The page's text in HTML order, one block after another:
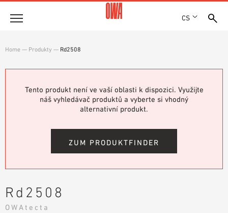
CS
SHOWROOM 7TH FLOOR
Produkty
PŘEHLED PRODUKTŮ
ŘÍZENÉ VYHLEDÁVÁNÍ
OBLASTI POUŽITÍ
TEXTY PRO VÝBĚROVÁ ŘÍZENÍ
SOUBORY KE STAŽENÍ
Home — Produkty — Rd2508
Tento produkt není ve vaší oblasti k dispozici. Využijte
náš vyhledávač produktů a vyberte si vhodný
alternativní produkt.
ZUM PRODUKTFINDER
Rd2508
OWAtecta